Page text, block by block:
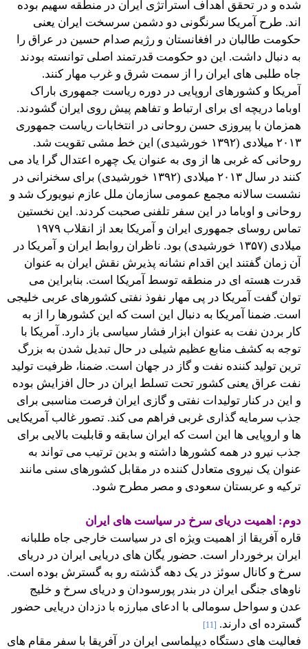
شده و در تحقق اهداف استراتژی ایران در منطقه سهیم بوده
اند. طرح آمریکا سرنگونی دو دشمن سرسخت ایران یعنی
حکومت طالبان در افغانستان و رژیم صدام حسین در عراق را
به دنبال داشت. این دو حکومت قدرتمند اصلی توانسته بودند
جاه طلبی های ایران را از سمت شرق و غرب مهار کنند.
آمریکا و کشورهای اروپایی در دوره ریاست جمهوری باراک
اوباما دریچه ای برای ارتباط و تفاهم پیش روی ایران گشودند.
همزمان با پیروزی حسن روحانی در انتخابات ریاست جمهوری
۲۰۱۳ میلادی (۱۳۹۲ خورشیدی) این خط مشی تقویت شد.
روحانی که غربی ها از وی به عنوان یک چهره اعتدال گرا یاد می
کنند در سال ۲۰۱۳ میلادی (۱۳۹۲ خورشیدی) برای سخنرانی در
نشست سالانه مجمع عمومی سازمان ملل عازم نیویورک شد و
روحانی و اوباما در این سفر تلفنی صحبت کردند. این نخستین
تماس روسای جمهوری ایران و آمریکا بعد از انقلاب ۱۹۷۹
میلادی (۱۳۵۷ خورشیدی) بود. ناظران روابط ایران و آمریکا در
آن زمان گفتند این اقدام نشانه پذیرش نقش ایران به عنوان
قدرت هسته ای در منطقه توسط آمریکا است. بنابراین می
توان گفت آمریکا در پی مهار نفوذ نفتی کشورهای عربی خلیجی
است. ضمنا آمریکا به دنبال این است که این کشورها را از به
کار بردن نفت به عنوان ابزار فشار سیاسی باز دارد. آمریکا با
توجه به کشف منابع عظیم شیلی در حال تبدیل شدن به بزرگ
ترین تولید کننده نفت و گاز در جهان است. ضمنا، ظرفیت تولید
نفت عراق یعنی کشور تحت تسلط ایران در حال افزایش بوده
و این در کنار تولیدات نفتی و گازی ایران فرصت مناسبی برای
جذب سرمایه گذاری غربی فراهم می کند. تصور غالب آمریکایی
ها و اروپایی ها این است که ایران سابقه و قابلیت بالایی برای
جذب نیرو در همه کشورها داشته و بدین ترتیب می تواند به
عنوان یک نیروی متعادل کننده در مقابل کشورهای سنی مانند
ترکیه و عربستان سعودی و مصر مطرح شود.
دوم: اهمیت دریای سرخ در سیاست های ایران
قاره آفریقا از اهمیت ویژه ای در سیاست خارجی جاه طلبانه
ایران برخوردار است. حضور یگان های دریایی ایران در دریای
سرخ و کانال سوئز در یک دهه گذشته رو به گسترش بوده است.
ناوهای جنگی ایران در بندر پورسودان و دریای سرخ و خلیج
عدن و سواحل سومالی با ادعای مبارزه با دزدان دریایی حضور
گسترده ای دارند. [11]
فعالیت های دستگاه دیپلماسی ایران در آفریقا با سفر مقام های